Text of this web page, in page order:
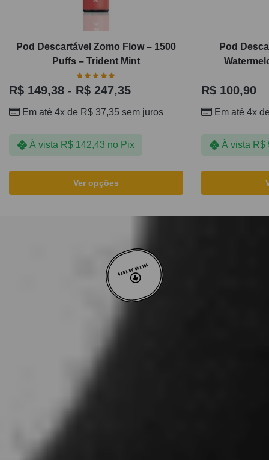
Pod Descartável Zomo Flow – 1500
Puffs – Trident Mint
R$ 149,38 - R$ 247,35
Em até 4x de R$ 37,35 sem juros
À vista R$142,43 no Pix
Ver opções
Pod
R$ 100,90
Em até 4x
À vista R$
VOLTAR AO TOPO